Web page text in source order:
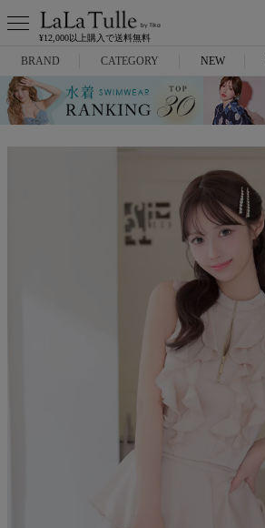
¥12,000以上購入で送料無料
BRAND
Anella
CATEGORY
ミニドレス
NEW